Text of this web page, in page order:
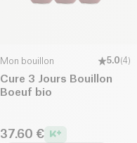
Mon bouillon 5.0(4)
Cure 3 Jours Bouillon
Boeuf bio
37.60 €